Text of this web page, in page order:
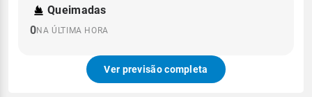
Queimadas
0NA ÚLTIMA HORA
Ver previsão completa